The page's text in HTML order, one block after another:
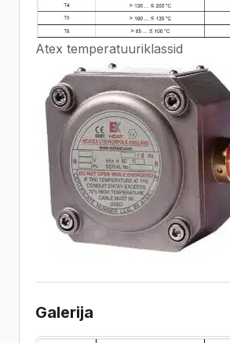
Atex temperatuuriklassid
Galerija